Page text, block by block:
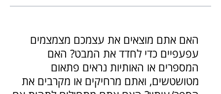
האם אתם מוצאים את עצמכם מצמצמים
עפעפיים כדי לחדד את המבט? האם
המספרים או האותיות נראים פתאום
מטושטשים, ואתם מרחיקים או מקרבים את